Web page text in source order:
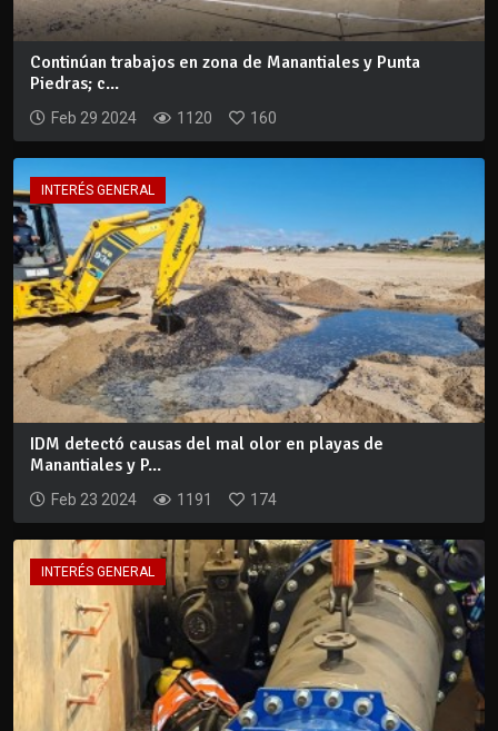
Continúan trabajos en zona de Manantiales y Punta
Piedras; c...
Feb 29 2024 1120 160
INTERÉS GENERAL
IDM detectó causas del mal olor en playas de
Manantiales y P...
Feb 23 2024 1191 174
INTERÉS GENERAL